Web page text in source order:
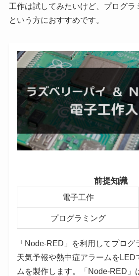
工作は試してみたいけど、プログラ
という方におすすめです。
前提知識
電子工作
プログラミング
「Node-RED」を利用してプログ
天気予報や熱中症アラームをLED
ムを製作します。「Node-RED」